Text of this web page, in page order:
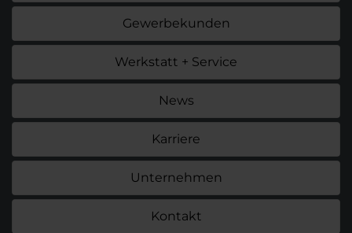
Gewerbekunden
Werkstatt + Service
News
Karriere
Unternehmen
Kontakt